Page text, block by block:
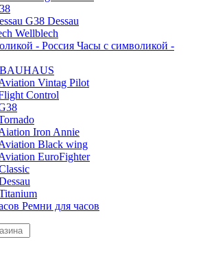
G38 Dessau
Wellblech
Часы с символикой -
BAUHAUS
Vintag Pilot
Control
Iron Annie
Black wing
EuroFighter
Ремни для часов